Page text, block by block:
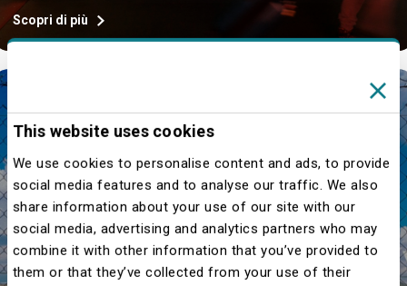
This website uses cookies
We use cookies to personalise content and ads, to provide
social media features and to analyse our traffic. We also
share information about your use of our site with our
social media, advertising and analytics partners who may
combine it with other information that you’ve provided to
them or that they’ve collected from your use of their
Scopri di più
IN CORSO
Arte
IN VIAGGIO! The world behind logistics -